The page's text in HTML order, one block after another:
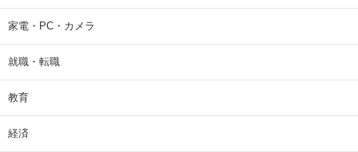
家電・PC・カメラ
就職・転職
教育
経済